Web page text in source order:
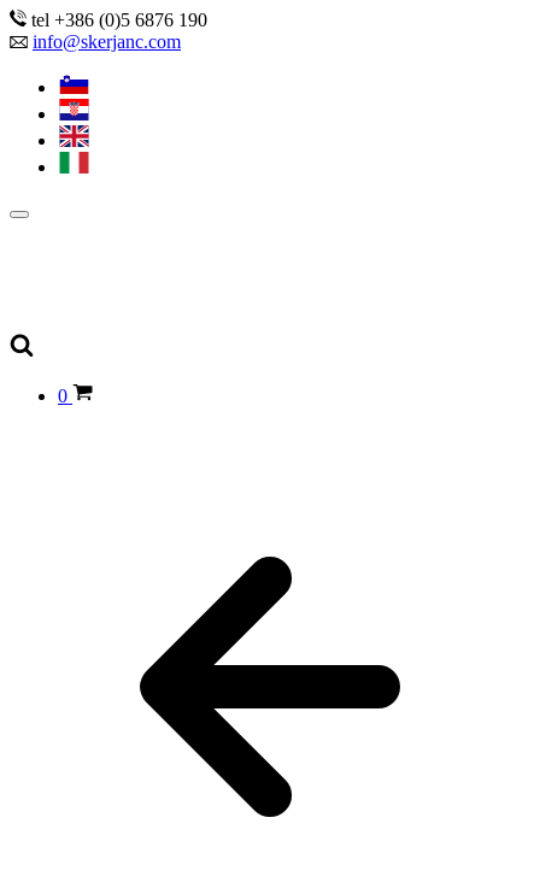
tel +386 (0)5 6876 190
info@skerjanc.com
0